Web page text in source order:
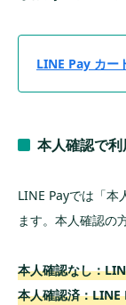
LINE Pay カー
本人確認で
LINE Payでは「本
ます。本人確認の
本人確認なし：
本人確認済：